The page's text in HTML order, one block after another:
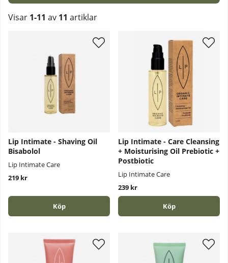
Visar 1-11 av 11 artiklar
Lip Intimate - Shaving Oil
Bisabolol
Lip Intimate Care
219 kr
Köp
Lip Intimate - Care Cleansing
+ Moisturising Oil Prebiotic +
Postbiotic
Lip Intimate Care
239 kr
Köp